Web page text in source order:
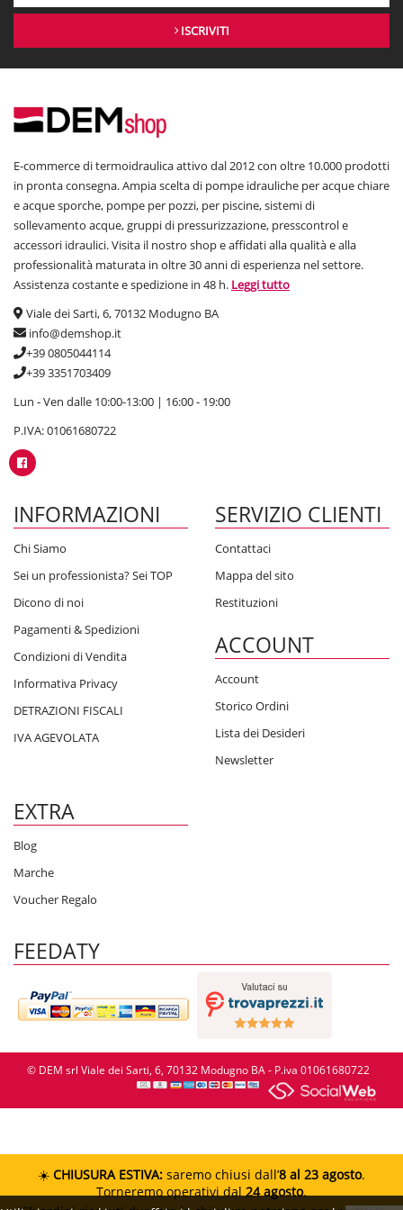
ISCRIVITI
E-commerce di termoidraulica attivo dal 2012 con oltre 10.000 prodotti
in pronta consegna. Ampia scelta di pompe idrauliche per acque chiare
e acque sporche, pompe per pozzi, per piscine, sistemi di
sollevamento acque, gruppi di pressurizzazione, presscontrol e
accessori idraulici. Visita il nostro shop e affidati alla qualità e alla
professionalità maturata in oltre 30 anni di esperienza nel settore.
Assistenza costante e spedizione in 48 h. Leggi tutto
Viale dei Sarti, 6, 70132 Modugno BA
info@demshop.it
+39 0805044114
+39 3351703409
Lun - Ven dalle 10:00-13:00 | 16:00 - 19:00
P.IVA: 01061680722
INFORMAZIONI
Chi Siamo
Sei un professionista? Sei TOP
Dicono di noi
Pagamenti & Spedizioni
Condizioni di Vendita
Informativa Privacy
DETRAZIONI FISCALI
IVA AGEVOLATA
SERVIZIO CLIENTI
Contattaci
Mappa del sito
Restituzioni
ACCOUNT
Account
Storico Ordini
Lista dei Desideri
Newsletter
EXTRA
Blog
Marche
Voucher Regalo
FEEDATY
© DEM srl Viale dei Sarti, 6, 70132 Modugno BA - P.iva 01061680722
☀️ CHIUSURA ESTIVA: saremo chiusi dall’8 al 23 agosto.
Torneremo operativi dal24 agosto.